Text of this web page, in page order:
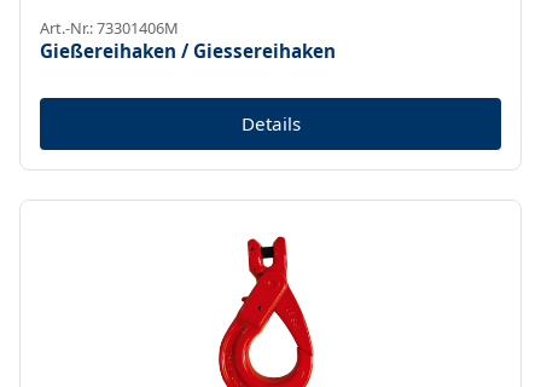
Art.-Nr.: 73301406M
Gießereihaken / Giessereihaken
Details